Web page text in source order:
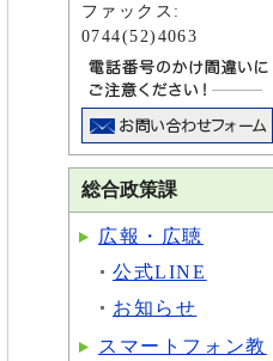
ファックス:
0744(52)4063
総合政策課
広報・広聴
公式LINE
お知らせ
スマートフォン教